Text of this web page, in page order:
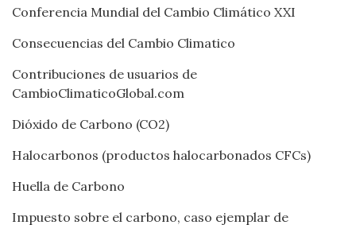
Conferencia Mundial del Cambio Climático XXI
Consecuencias del Cambio Climatico
Contribuciones de usuarios de
CambioClimaticoGlobal.com
Dióxido de Carbono (CO2)
Halocarbonos (productos halocarbonados CFCs)
Huella de Carbono
Impuesto sobre el carbono, caso ejemplar de